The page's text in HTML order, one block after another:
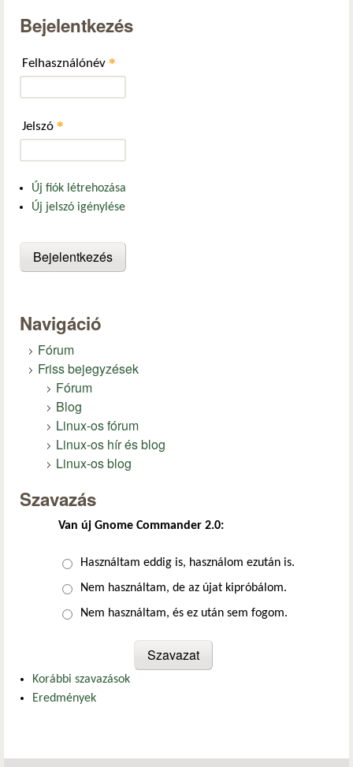
Bejelentkezés
Felhasználónév *
Jelszó *
Új fiók létrehozása
Új jelszó igénylése
Navigáció
Fórum
Friss bejegyzések
Fórum
Blog
Linux-os fórum
Linux-os hír és blog
Linux-os blog
Szavazás
Van új Gnome Commander 2.0:
Választások
Használtam eddig is, használom ezután is.
Nem használtam, de az újat kipróbálom.
Nem használtam, és ez után sem fogom.
Korábbi szavazások
Eredmények